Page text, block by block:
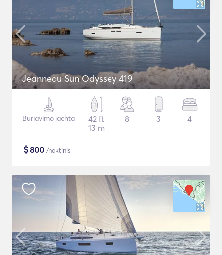
Jeanneau Sun Odyssey 419
Buriavimo jachta
42 ft
13 m
8 3 4
$800 /naktinis